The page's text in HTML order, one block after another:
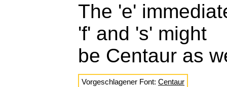
The 'e'
'f' and 's' might
be Centaur as
Vorgeschlagener Font: Centaur